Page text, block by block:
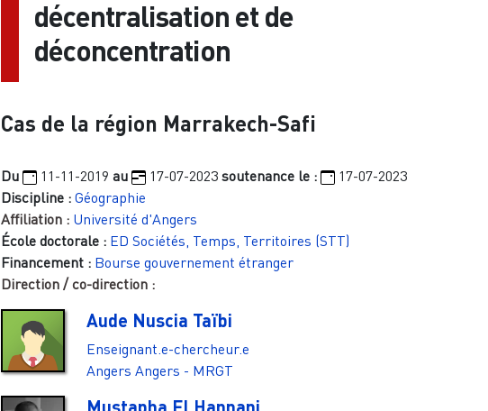
décentralisation et de
déconcentration
Cas de la région Marrakech-Safi
Du 11-11-2019 au 17-07-2023 soutenance le :
17-07-2023
Discipline : Géographie
Affiliation : Université d'Angers
École doctorale : ED Sociétés, Temps, Territoires (STT)
Financement : Bourse gouvernement étranger
Direction / co-direction :
Aude Nuscia Taïbi
Enseignant.e-chercheur.e
Angers Angers - MRGT
Mustapha El Hannani